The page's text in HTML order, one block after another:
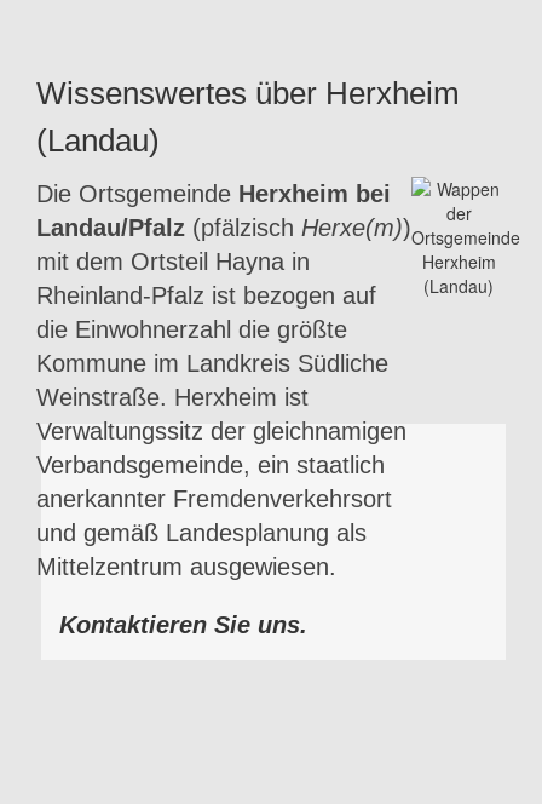
Wissenswertes über Herxheim
(Landau)
Die Ortsgemeinde Herxheim bei
Landau/Pfalz (pfälzisch Herxe(m))
mit dem Ortsteil Hayna in
Rheinland-Pfalz ist bezogen auf
die Einwohnerzahl die größte
Kommune im Landkreis Südliche
Weinstraße. Herxheim ist
Verwaltungssitz der gleichnamigen
Verbandsgemeinde, ein staatlich
anerkannter Fremdenverkehrsort
und gemäß Landesplanung als
Mittelzentrum ausgewiesen.
Kontaktieren Sie uns.